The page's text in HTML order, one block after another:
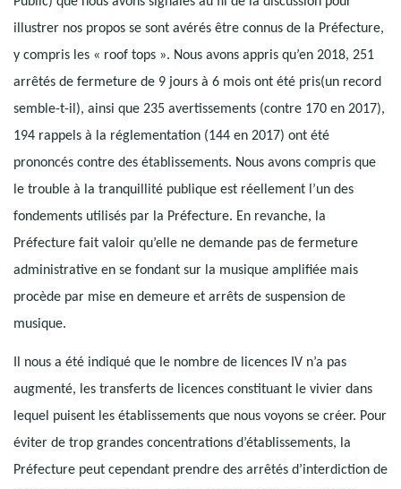
illustrer nos propos se sont avérés être connus de la Préfecture,
y compris les « roof tops ». Nous avons appris qu’en 2018, 251
arrêtés de fermeture de 9 jours à 6 mois ont été pris(un record
semble-t-il), ainsi que 235 avertissements (contre 170 en 2017),
194 rappels à la réglementation (144 en 2017) ont été
prononcés contre des établissements. Nous avons compris que
le trouble à la tranquillité publique est réellement l’un des
fondements utilisés par la Préfecture. En revanche, la
Préfecture fait valoir qu’elle ne demande pas de fermeture
administrative en se fondant sur la musique amplifiée mais
procède par mise en demeure et arrêts de suspension de
musique.
Il nous a été indiqué que le nombre de licences IV n’a pas
augmenté, les transferts de licences constituant le vivier dans
lequel puisent les établissements que nous voyons se créer. Pour
éviter de trop grandes concentrations d’établissements, la
Préfecture peut cependant prendre des arrêtés d’interdiction de